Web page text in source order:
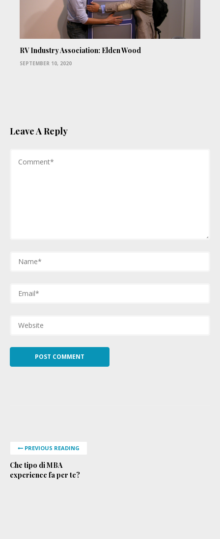
RV Industry Association: Elden Wood
SEPTEMBER 10, 2020
Leave A Reply
PREVIOUS READING
Che tipo di MBA
experience fa per te?